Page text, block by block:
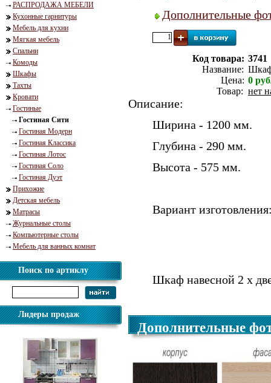
РАСПРОДАЖА МЕБЕЛИ
Кухонные гарнитуры
Мебель для кухни
Мягкая мебель
Спальни
Комоды
Шкафы
Тахты
Кровати
Гостиные
Гостиная Сити
Гостиная Модерн
Гостиная Классика
Гостиная Лотос
Гостиная Соло
Гостиная Дуэт
Прихожие
Детская мебель
Матрасы
Журнальные столы
Компьютерные столы
Мебель для ванных комнат
Поиск по артиклу
Лидеры продаж
Дополнительные
Код товара: 3741
Название: Шкаф
Цена: 0
Товар: нет
Описание:
Ширина - 1200 мм.
Глубина - 290 мм.
Высота - 575 мм.
Вариант
Шкаф навесной 2 х
Дополнительные